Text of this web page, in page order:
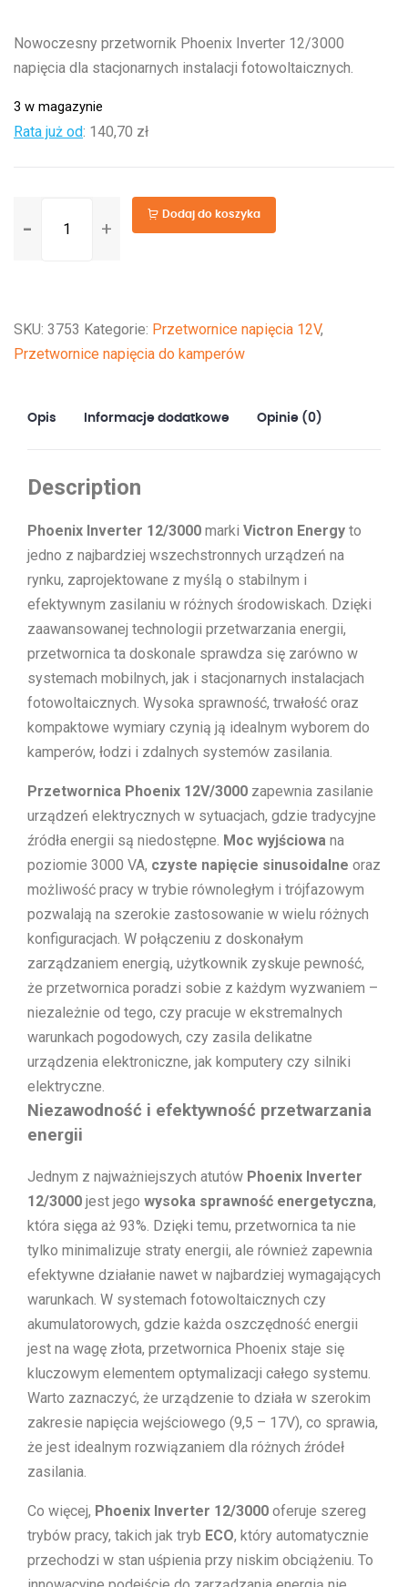
Nowoczesny przetwornik Phoenix Inverter 12/3000
napięcia dla stacjonarnych instalacji fotowoltaicznych.
3 w magazynie
Rata już od: 140,70 zł
Phoenix
Dodaj do koszyka
SKU: 3753 Kategorie: Przetwornice napięcia 12V,
Przetwornice napięcia do kamperów
Opis Informacje dodatkowe Opinie (0)
Description
Phoenix Inverter 12/3000 marki Victron Energy to
jedno z najbardziej wszechstronnych urządzeń na
rynku, zaprojektowane z myślą o stabilnym i
efektywnym zasilaniu w różnych środowiskach. Dzięki
zaawansowanej technologii przetwarzania energii,
przetwornica ta doskonale sprawdza się zarówno w
systemach mobilnych, jak i stacjonarnych instalacjach
fotowoltaicznych. Wysoka sprawność, trwałość oraz
kompaktowe wymiary czynią ją idealnym wyborem do
kamperów, łodzi i zdalnych systemów zasilania.
Przetwornica Phoenix 12V/3000 zapewnia zasilanie
urządzeń elektrycznych w sytuacjach, gdzie tradycyjne
źródła energii są niedostępne. Moc wyjściowa na
poziomie 3000 VA, czyste napięcie sinusoidalne oraz
możliwość pracy w trybie równoległym i trójfazowym
pozwalają na szerokie zastosowanie w wielu różnych
konfiguracjach. W połączeniu z doskonałym
zarządzaniem energią, użytkownik zyskuje pewność,
że przetwornica poradzi sobie z każdym wyzwaniem –
niezależnie od tego, czy pracuje w ekstremalnych
warunkach pogodowych, czy zasila delikatne
urządzenia elektroniczne, jak komputery czy silniki
elektryczne.
Niezawodność i efektywność przetwarzania
energii
Jednym z najważniejszych atutów Phoenix Inverter
12/3000 jest jego wysoka sprawność energetyczna,
która sięga aż 93%. Dzięki temu, przetwornica ta nie
tylko minimalizuje straty energii, ale również zapewnia
efektywne działanie nawet w najbardziej wymagających
warunkach. W systemach fotowoltaicznych czy
akumulatorowych, gdzie każda oszczędność energii
jest na wagę złota, przetwornica Phoenix staje się
kluczowym elementem optymalizacji całego systemu.
Warto zaznaczyć, że urządzenie to działa w szerokim
zakresie napięcia wejściowego (9,5 – 17V), co sprawia,
że jest idealnym rozwiązaniem dla różnych źródeł
zasilania.
Co więcej, Phoenix Inverter 12/3000 oferuje szereg
trybów pracy, takich jak tryb ECO, który automatycznie
przechodzi w stan uśpienia przy niskim obciążeniu. To